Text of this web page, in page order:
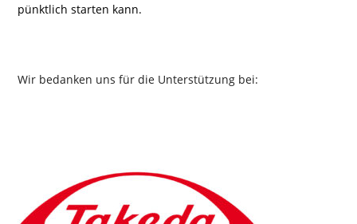
pünktlich starten kann.
Wir bedanken uns für die Unterstützung bei: